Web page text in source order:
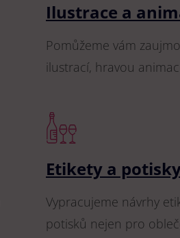
Ilustrace a
Pomůžeme vám
ilustrací, hravou
Etikety a
Vypracujeme návrhy
potisků nejen pro